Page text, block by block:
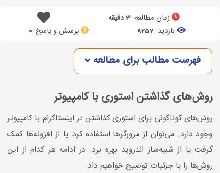
زمان مطالعه: 3 دقیقه
بازدید: 8257 پرسش و پاسخ:0
فهرست مطالب برای مطالعه
روش‌های گذاشتن استوری با کامپیوتر
روش‌های گوناگونی برای استوری گذاشتن در اینستاگرام با کامپیوتر
وجود دارد. می‌توان از مرورگرها استفاده کرد یا از افزونه‌ها کمک
گرفت یا از شبیه‌ساز اندروید بهره برد. در ادامه هر کدام از این
روش‌ها را با جزئیات توضیح خواهیم داد.